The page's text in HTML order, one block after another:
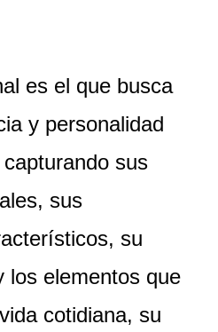
es el que busca
y personalidad
sus
sus
su
los elementos que
cotidiana, su